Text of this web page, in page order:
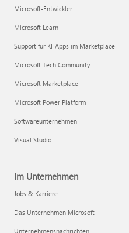
Microsoft-Entwickler
Microsoft Learn
Support für KI-Apps im Marketplace
Microsoft Tech Community
Microsoft Marketplace
Microsoft Power Platform
Softwareunternehmen
Visual Studio
Im Unternehmen
Jobs & Karriere
Das Unternehmen Microsoft
Unternehmensnachrichten